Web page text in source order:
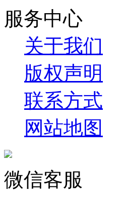
服务中心
关于我们
版权声明
联系方式
网站地图
微信客服